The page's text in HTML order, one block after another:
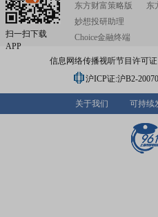
2026-06-17
扫一扫下载
APP
东方财富策略版
妙想投研助理
Choice金融终端
东
信息网络传播视听节目许可证
沪ICP证:沪B2-
关于我们 可持续